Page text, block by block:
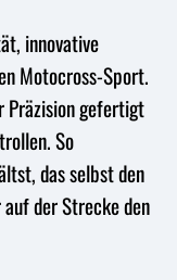
innovative
Motocross-Sport.
Präzision gefertigt
So
das selbst den
der Strecke den